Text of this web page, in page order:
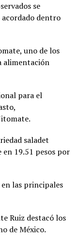
se
dentro
uno de los
alimentación
para el
saladet
19.51 pesos por
las principales
Ruiz destacó los
de México.